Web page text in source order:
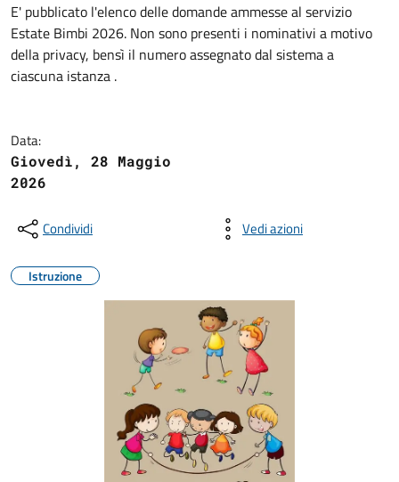
E' pubblicato l'elenco delle domande ammesse al servizio
Estate Bimbi 2026. Non sono presenti i nominativi a motivo
della privacy, bensì il numero assegnato dal sistema a
ciascuna istanza .
Data:
Giovedì, 28 Maggio
2026
Condividi Vedi azioni
Istruzione